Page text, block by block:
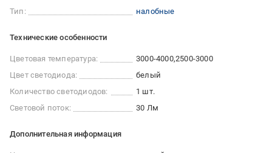
Тип:
налобные
Технические особенности
Цветовая температура: 3000-4000 2500-3000
Цвет светодиода:
белый
Количество светодиодов:
1 шт.
Световой поток:
30 Лм
Дополнительная информация